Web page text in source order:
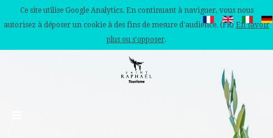
Ce site utilise Google Analytics. En continuant à naviguer, vous nous
autorisez à déposer un cookie à des fins de mesure d'audience. (FR) En savoir
plus ou s'opposer.